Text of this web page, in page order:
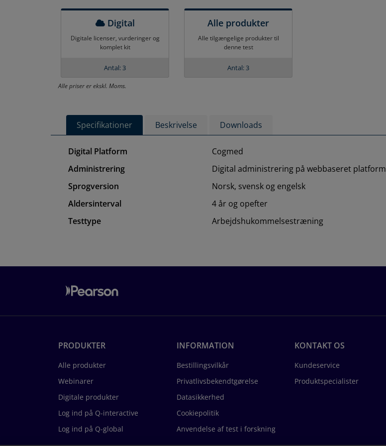
Digital
Digitale licenser, vurderinger og
komplet kit
Antal: 3
Alle produkter
Alle tilgængelige produkter til
denne test
Antal: 3
Alle priser er ekskl. Moms.
Specifikationer Beskrivelse Downloads
Digital Platform
Cogmed
Administrering
Digital administrering på webbaseret platform
Sprogversion
Norsk, svensk og engelsk
Aldersinterval
4 år og opefter
Testtype
Arbejdshukommelsestræning
PRODUKTER
Alle produkter
Webinarer
Digitale produkter
Log ind på Q-interactive
Log ind på Q-global
INFORMATION
Bestillingsvilkår
Privatlivsbekendtgørelse
Datasikkerhed
Cookiepolitik
Anvendelse af test i forskning
KONTAKT OS
Kundeservice
Produktspecialister